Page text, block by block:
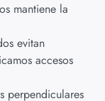
mantiene la
evitan
accesos
perpendiculares